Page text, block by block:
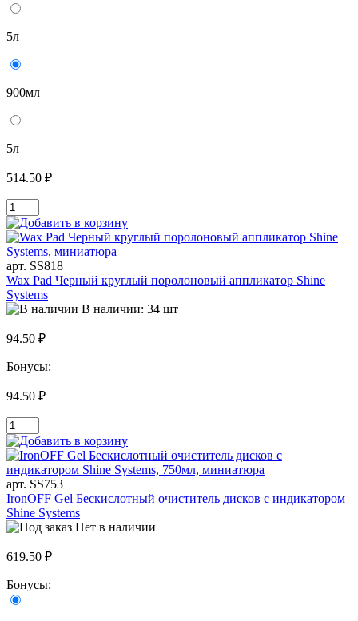
5л
900мл
5л
514.50 ₽
арт. SS818
Wax Pad Черный круглый поролоновый аппликатор Shine
Systems
В наличии: 34 шт
94.50 ₽
Бонусы:
94.50 ₽
арт. SS753
IronOFF Gel Бескислотный очиститель дисков с индикатором
Shine Systems
Нет в наличии
619.50 ₽
Бонусы: